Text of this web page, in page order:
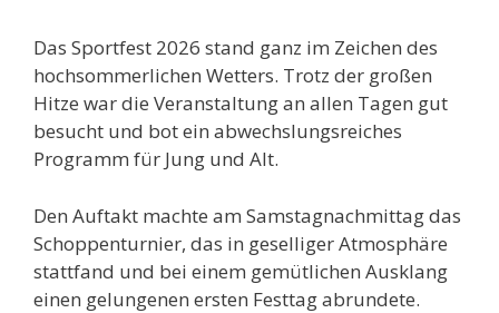
Das Sportfest 2026 stand ganz im Zeichen des
hochsommerlichen Wetters. Trotz der großen
Hitze war die Veranstaltung an allen Tagen gut
besucht und bot ein abwechslungsreiches
Programm für Jung und Alt.
Den Auftakt machte am Samstagnachmittag das
Schoppenturnier, das in geselliger Atmosphäre
stattfand und bei einem gemütlichen Ausklang
einen gelungenen ersten Festtag abrundete.